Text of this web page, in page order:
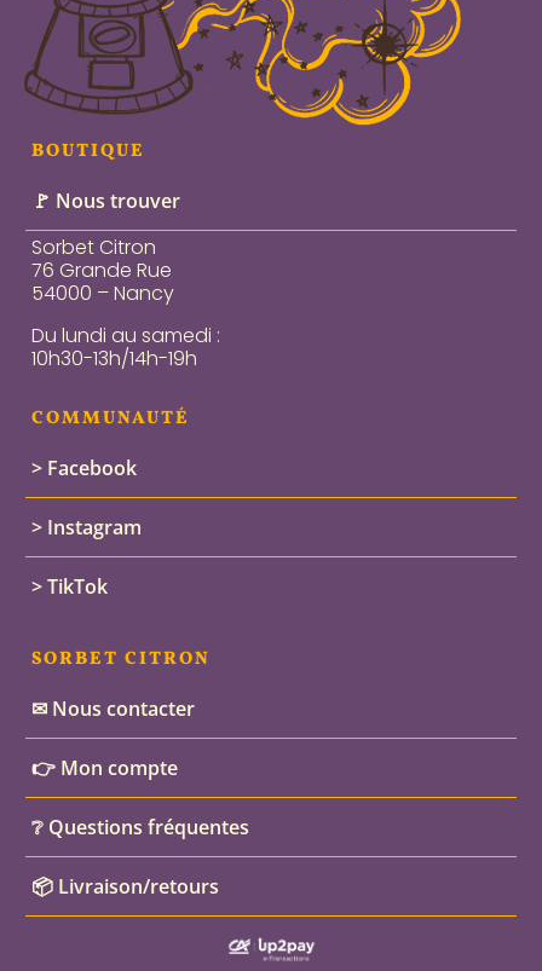
BOUTIQUE
🚩 Nous trouver
Sorbet Citron
76 Grande Rue
54000 – Nancy
Du lundi au samedi :
10h30-13h/14h-19h
COMMUNAUTÉ
> Facebook
> Instagram
> TikTok
SORBET CITRON
✉ Nous contacter
👉 Mon compte
❔ Questions fréquentes
📦 Livraison/retours